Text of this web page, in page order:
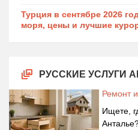
Турция в сентябре 2026
моря, цены и лучшие
РУССКИЕ УСЛУГИ
Ремонт
Ищете,